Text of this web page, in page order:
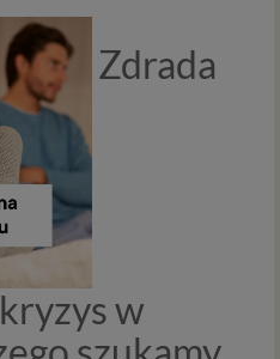
Zdrada
w